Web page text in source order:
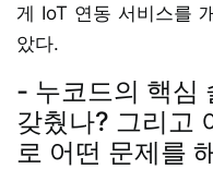
게 IoT 연동 서비스를
았다.
- 누코드의 핵심
갖췄나? 그리고
로 어떤 문제를